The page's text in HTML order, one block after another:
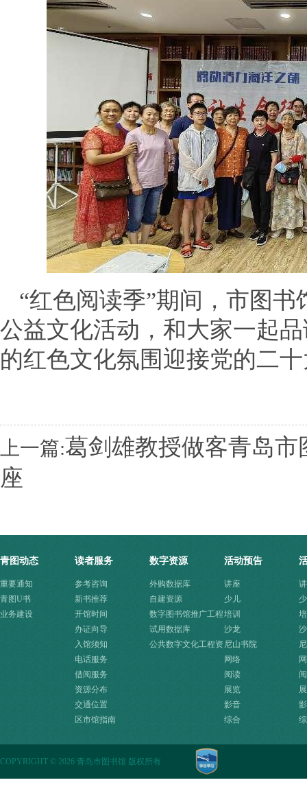
“红色阅读季”期间，市图
公益文化活动，和大家一起
的红色文化氛围迎接党的二
上一篇:葛剑雄教授做客青岛市
座
青图动态
重要通知
青图U书
业务建设
读者服务
参考咨询
新书推荐
开馆时间
办证向导
入馆须知
电话服务
借阅服务
资源分布
交通位置
区市馆指南
数字资源
外购数据库
自建资源
数字图书馆推广工程
资源
试用数据库
公共数字文化工程资
活动预告
讲座
少儿
培训
沙龙
尼山书院
网络
阅读
展览
影音
综合
COPYRIGHT © 2026 青岛市图书馆 版权所有